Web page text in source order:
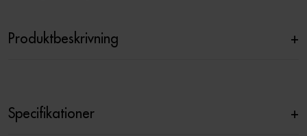
Produktbeskrivning +
Specifikationer +